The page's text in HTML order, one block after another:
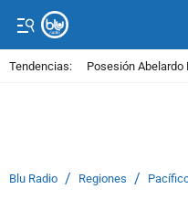
Tendencias: Posesión Abelardo
Blu Radio / Regiones /